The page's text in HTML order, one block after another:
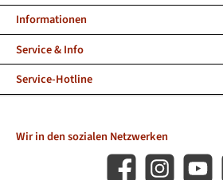
Service-Hotline
Informationen
Service & Info
Wir in den sozialen Netzwerken
Facebook Instagram YouTube